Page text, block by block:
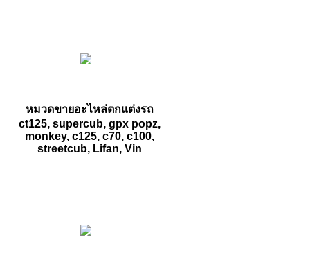
หมวดขายอะไหล่ตกแต่งรถ
ct125, supercub, gpx popz,
monkey, c125, c70, c100,
streetcub, Lifan, Vin